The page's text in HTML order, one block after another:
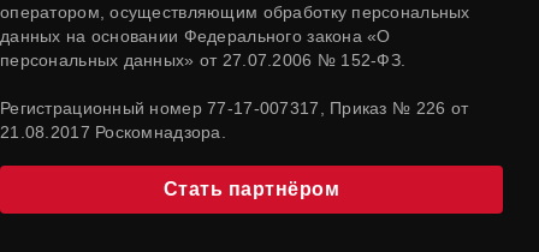
оператором, осуществляющим обработку персональных
данных на основании Федерального закона «О
персональных данных» от 27.07.2006 № 152-ФЗ.
Регистрационный номер 77-17-007317, Приказ № 226 от
21.08.2017 Роскомнадзора.
Стать партнёром